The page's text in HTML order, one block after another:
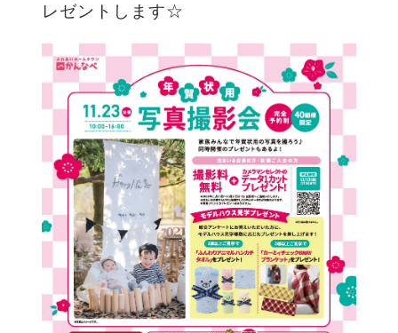
レゼントします☆